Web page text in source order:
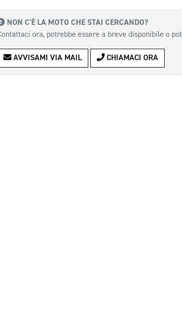
NON C'È LA MOTO CHE STAI CERCANDO?
ora, potrebbe essere a breve disponibile o
AVVISAMI VIA MAIL CHIAMACI ORA